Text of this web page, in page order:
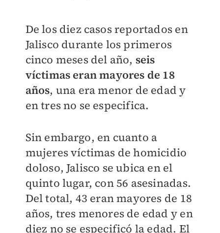
De los diez casos reportados en
Jalisco durante los primeros
cinco meses del año, seis
víctimas eran mayores de 18
años, una era menor de edad y
en tres no se especifica.
Sin embargo, en cuanto a
mujeres víctimas de homicidio
doloso, Jalisco se ubica en el
quinto lugar, con 56 asesinadas.
Del total, 43 eran mayores de 18
años, tres menores de edad y en
diez no se especificó la edad. El